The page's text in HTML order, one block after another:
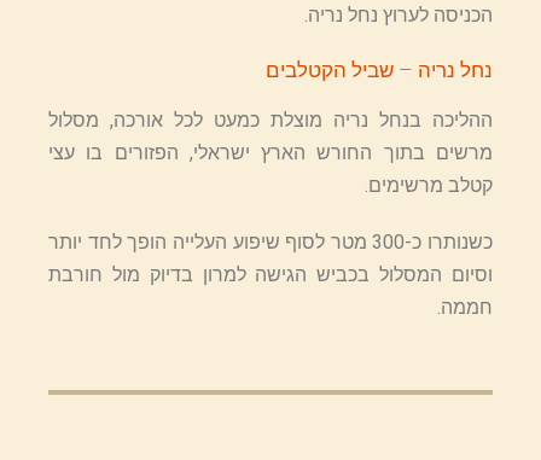
הכניסה לערוץ נחל נריה.
נחל נריה – שביל הקטלבים
ההליכה בנחל נריה מוצלת כמעט לכל אורכה, מסלול
מרשים בתוך החורש הארץ ישראלי, הפזורים בו עצי
קטלב מרשימים.
כשנותרו כ-300 מטר לסוף שיפוע העלייה הופך לחד יותר
וסיום המסלול בכביש הגישה למרון בדיוק מול חורבת
חממה.